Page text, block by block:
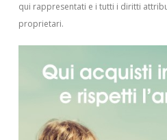
qui rappresentati e i tutti i diritti
proprietari.